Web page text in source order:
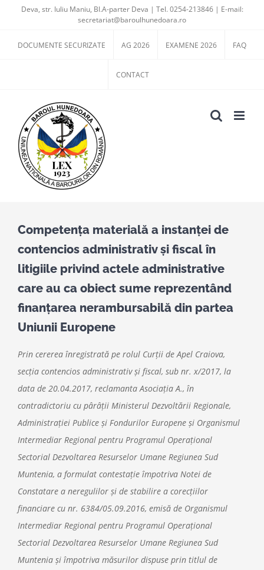
content
Deva, str. Iuliu Maniu, Bl.A-parter Deva | Tel. 0254-213846 | E-mail:
secretariat@baroulhunedoara.ro
DOCUMENTE SECURIZATE AG 2026 EXAMENE 2026 FAQ
CONTACT
Competenţa materială a instanţei de
contencios administrativ şi fiscal în
litigiile privind actele administrative
care au ca obiect sume reprezentând
finanţarea nerambursabilă din partea
Uniunii Europene
Prin cererea înregistrată pe rolul Curţii de Apel Craiova,
secţia contencios administrativ şi fiscal, sub nr. x/2017, la
data de 20.04.2017, reclamanta Asociaţia A., în
contradictoriu cu pârâţii Ministerul Dezvoltării Regionale,
Administraţiei Publice şi Fondurilor Europene şi Organismul
Intermediar Regional pentru Programul Operaţional
Sectorial Dezvoltarea Resurselor Umane Regiunea Sud
Muntenia, a formulat contestaţie împotriva Notei de
Constatare a neregulilor şi de stabilire a corecţiilor
financiare cu nr. 6384/05.09.2016, emisă de Organismul
Intermediar Regional pentru Programul Operaţional
Sectorial Dezvoltarea Resurselor Umane Regiunea Sud
Muntenia şi împotriva măsurilor dispuse prin titlul de